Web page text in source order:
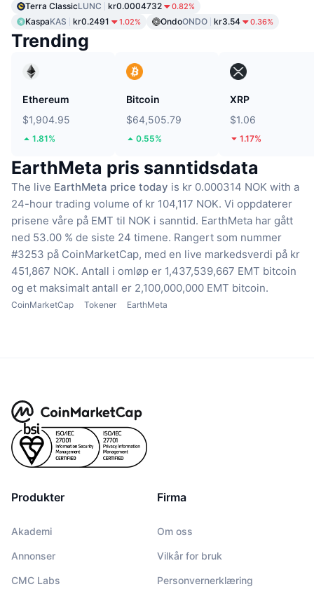
Terra ClassicLUNC kr0.0004732 0.82%
KaspaKAS kr0.2491 1.02% OndoONDO kr3.54 0.36%
Trending
Ethereum
$1,904.95
1.81%
Bitcoin
$64,505.79
0.55%
XRP
$1.06
1.17%
EarthMeta pris sanntidsdata
The live EarthMeta price today is kr 0.000314 NOK with a
24-hour trading volume of kr 104,117 NOK. Vi oppdaterer
prisene våre på EMT til NOK i sanntid. EarthMeta har gått
ned 53.00 % de siste 24 timene. Rangert som nummer
#3253 på CoinMarketCap, med en live markedsverdi på kr
451,867 NOK. Antall i omløp er 1,437,539,667 EMT bitcoin
og et maksimalt antall er 2,100,000,000 EMT bitcoin.
CoinMarketCap Tokener EarthMeta
Produkter
Akademi
Annonser
CMC Labs
Firma
Om oss
Vilkår for bruk
Personvernerklæring